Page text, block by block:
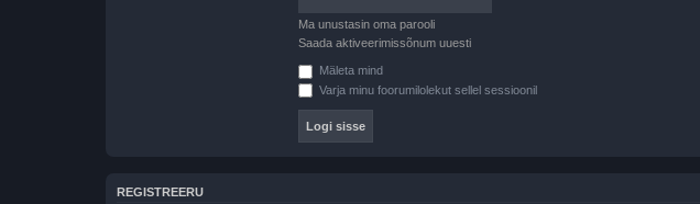
Ma unustasin oma parooli
Saada aktiveerimissõnum uuesti
Mäleta mind
Varja minu foorumilolekut sellel sessioonil
REGISTREERU